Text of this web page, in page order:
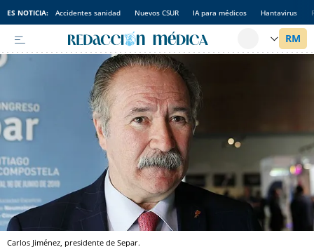
ES NOTICIA: Accidentes sanidad Nuevos CSUR IA para médicos Hantavirus
Carlos Jiménez, presidente de Separ.